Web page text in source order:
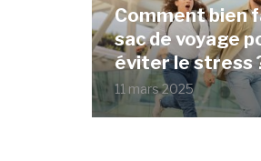
Comment bien
sac de voyage
éviter le stress
11 mars 2025